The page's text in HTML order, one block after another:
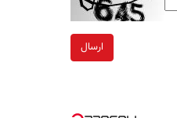
ارسال